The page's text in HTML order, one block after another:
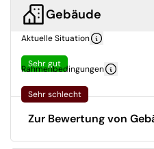
Gebäude
Aktuelle Situation
Sehr gut
Rahmenbedingungen
Sehr schlecht
Zur Bewertung von